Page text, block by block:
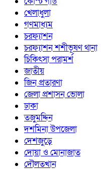
খেলাধুলা
গণমাধ্যম
চরফ্যাশন
চরফ্যাশন শশীভূষণ থানা
চিকিৎসা পরামর্শ
জাতীয়
জিন প্রতারণা
জেলা প্রশাসন ভোলা
ঢাকা
তজুমদ্দিন
দশমিনা উপজেলা
দেশজুড়ে
দোয়া ও মোনাজাত
দৌলতখান